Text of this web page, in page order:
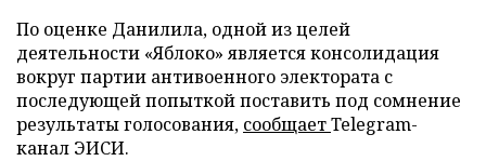
По оценке Данилила, одной из целей
деятельности «Яблоко» является консолидация
вокруг партии антивоенного электората с
последующей попыткой поставить под сомнение
результаты голосования, сообщаетTelegram-
канал ЭИСИ.